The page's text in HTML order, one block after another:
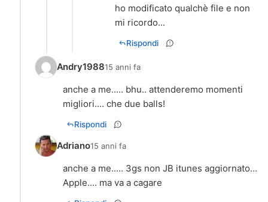
ho modificato qualchè file e non
mi ricordo...
Rispondi
Andry198815 anni fa
anche a me..... bhu.. attenderemo momenti
migliori.... che due balls!
Rispondi
Adriano15 anni fa
anche a me..... 3gs non JB itunes aggiornato...
Apple.... ma va a cagare